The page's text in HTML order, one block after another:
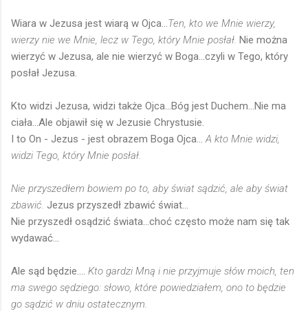
Wiara w Jezusa jest wiarą w Ojca... Ten, kto we Mnie wierzy,
wierzy nie we Mnie, lecz w Tego, który Mnie posłał. Nie można
wierzyć w Jezusa, ale nie wierzyć w Boga...czyli w Tego, który
posłał Jezusa.
Kto widzi Jezusa, widzi także Ojca...Bóg jest Duchem...Nie ma
ciała...Ale objawił się w Jezusie Chrystusie.
I to On - Jezus - jest obrazem Boga Ojca...
A kto Mnie widzi,
widzi Tego, który Mnie posłał.
Nie przyszedłem bowiem po to, aby świat sądzić, ale aby świat
zbawić. Jezus przyszedł zbawić świat...
Nie przyszedł osądzić świata...choć często może nam się tak
wydawać...
Ale sąd będzie....
Kto gardzi Mną i nie przyjmuje słów moich, ten
ma swego sędziego: słowo, które powiedziałem, ono to będzie
go sądzić w dniu ostatecznym.